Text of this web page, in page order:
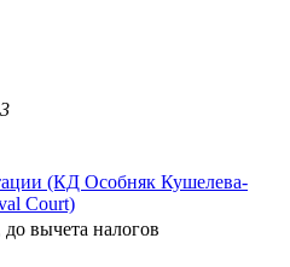
3
(КД Особняк Кушелева-
Court)
до вычета налогов